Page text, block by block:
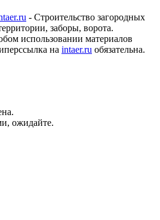
- Cтроительство загородных
заборы, ворота.
использовании материалов
на intaer.ru обязательна.
ожидайте.